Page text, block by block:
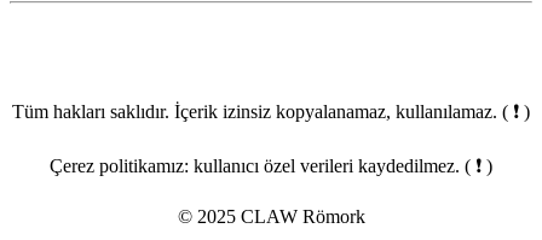
Tüm hakları saklıdır. İçerik izinsiz kopyalanamaz, kullanılamaz. ( ❗ )
Çerez politikamız: kullanıcı özel verileri kaydedilmez. ( ❗ )
© 2025 CLAW Römork